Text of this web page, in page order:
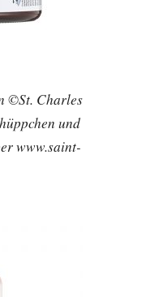
©St. Charles
und
www.saint-